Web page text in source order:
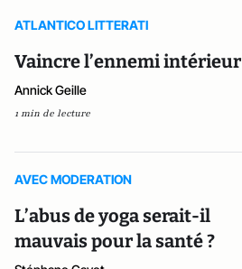
ATLANTICO LITTERATI
Vaincre l’ennemi intérieur
Annick Geille
1 min de lecture
AVEC MODERATION
L’abus de yoga serait-il
mauvais pour la santé ?